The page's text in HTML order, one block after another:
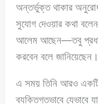
অন্তর্ভুক্ত থাকার
সুযোগ দেওয়ার কথা
আলেম আছেন—তবু
করবেন বলে জানিয়েছেন।
এ সময় তিনি আরও একটি
ব্যক্তিগতভাবে যেভাবে